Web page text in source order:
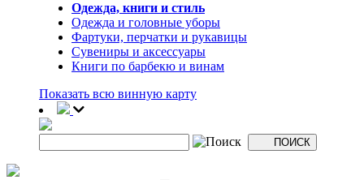
Одежда, книги и стиль
Одежда и головные уборы
Фартуки, перчатки и рукавицы
Сувениры и аксессуары
Книги по барбекю и винам
Показать всю винную карту